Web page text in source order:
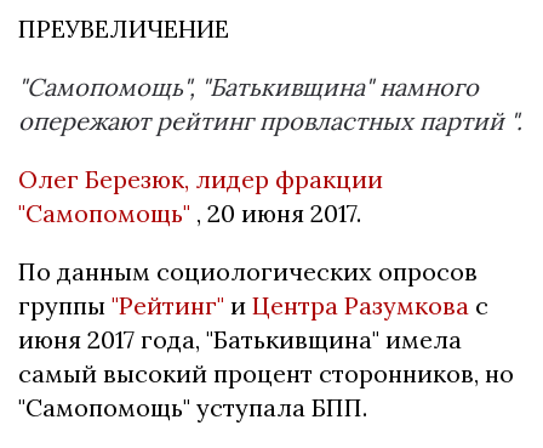
ПРЕУВЕЛИЧЕНИЕ
"Самопомощь", "Батькивщина" намного
опережают рейтинг провластных партий ".
Олег Березюк, лидер фракции
"Самопомощь" , 20 июня 2017.
По данным социологических опросов
группы "Рейтинг" и Центра Разумкова с
июня 2017 года, "Батькивщина" имела
самый высокий процент сторонников, но
"Самопомощь" уступала БПП.